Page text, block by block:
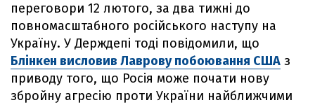
переговори 12 лютого, за два тижні до
повномасштабного російського наступу на
Україну. У Держдепі тоді повідомили, що
Блінкен висловив Лаврову побоювання США з
приводу того, що Росія може почати нову
збройну агресію проти України найближчими